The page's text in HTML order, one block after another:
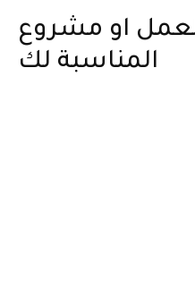
او مشروع
المناسبة لك